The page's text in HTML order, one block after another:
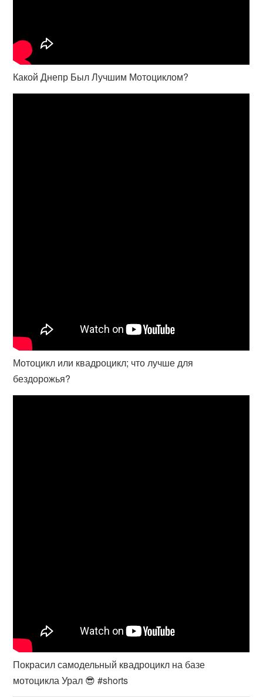
Какой Днепр Был Лучшим Мотоциклом?
Мотоцикл или квадроцикл; что лучше для
бездорожья?
Покрасил самодельный квадроцикл на базе
мотоцикла Урал 😎 #shorts